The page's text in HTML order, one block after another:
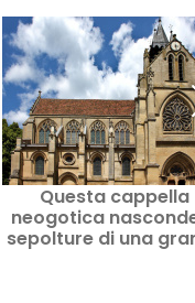
Questa cappella
neogotica
sepolture di una